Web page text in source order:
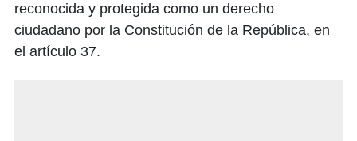
reconocida y protegida como un derecho
ciudadano por la Constitución de la República, en
el artículo 37.